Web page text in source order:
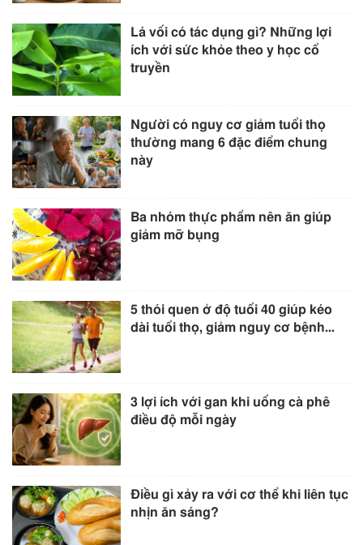
Lá vối có tác dụng gì? Những lợi
ích với sức khỏe theo y học cổ
truyền
Người có nguy cơ giảm tuổi thọ
thường mang 6 đặc điểm chung
này
Ba nhóm thực phẩm nên ăn giúp
giảm mỡ bụng
5 thói quen ở độ tuổi 40 giúp kéo
dài tuổi thọ, giảm nguy cơ bệnh...
3 lợi ích với gan khi uống cà phê
điều độ mỗi ngày
Điều gì xảy ra với cơ thể khi liên tục
nhịn ăn sáng?